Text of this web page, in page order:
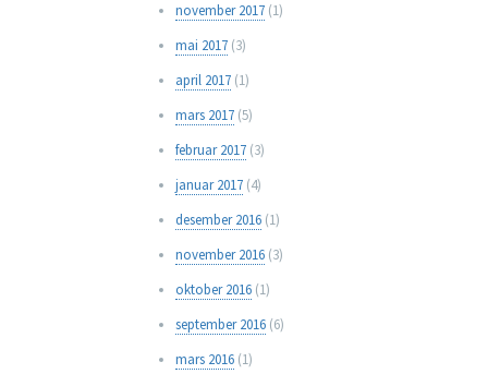
november 2017(1)
mai 2017(3)
april 2017(1)
mars 2017(5)
februar 2017(3)
januar 2017(4)
desember 2016(1)
november 2016(3)
oktober 2016(1)
september 2016(6)
mars 2016(1)